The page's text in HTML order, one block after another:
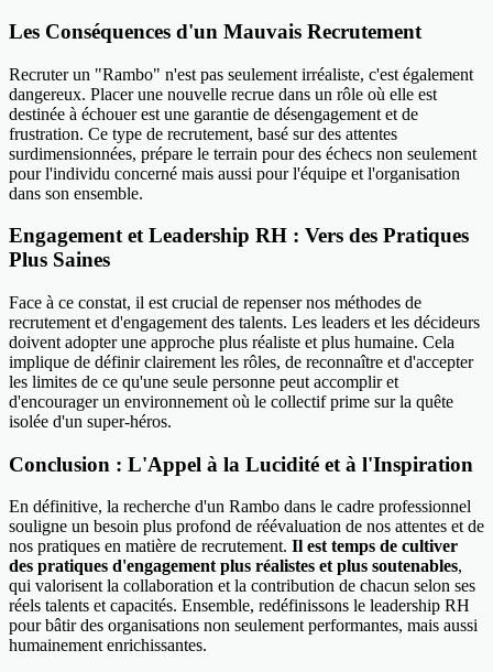
Les Conséquences d'un Mauvais Recrutement
Recruter un "Rambo" n'est pas seulement irréaliste, c'est également
dangereux. Placer une nouvelle recrue dans un rôle où elle est
destinée à échouer est une garantie de désengagement et de
frustration. Ce type de recrutement, basé sur des attentes
surdimensionnées, prépare le terrain pour des échecs non seulement
pour l'individu concerné mais aussi pour l'équipe et l'organisation
dans son ensemble.
Engagement et Leadership RH : Vers des Pratiques
Plus Saines
Face à ce constat, il est crucial de repenser nos méthodes de
recrutement et d'engagement des talents. Les leaders et les décideurs
doivent adopter une approche plus réaliste et plus humaine. Cela
implique de définir clairement les rôles, de reconnaître et d'accepter
les limites de ce qu'une seule personne peut accomplir et
d'encourager un environnement où le collectif prime sur la quête
isolée d'un super-héros.
Conclusion : L'Appel à la Lucidité et à l'Inspiration
En définitive, la recherche d'un Rambo dans le cadre professionnel
souligne un besoin plus profond de réévaluation de nos attentes et de
nos pratiques en matière de recrutement. Il est temps de cultiver
des pratiques d'engagement plus réalistes et plus soutenables,
qui valorisent la collaboration et la contribution de chacun selon ses
réels talents et capacités. Ensemble, redéfinissons le leadership RH
pour bâtir des organisations non seulement performantes, mais aussi
humainement enrichissantes.